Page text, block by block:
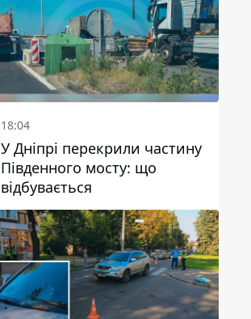
18:04
У Дніпрі перекрили частину
Південного мосту: що
відбувається